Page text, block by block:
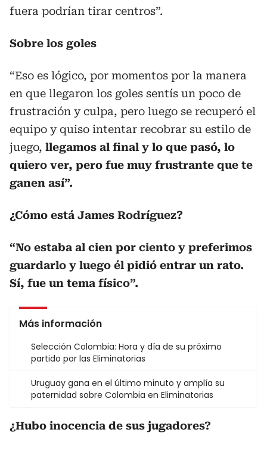
fuera podrían tirar centros”.
Sobre los goles
“Eso es lógico, por momentos por la manera
en que llegaron los goles sentís un poco de
frustración y culpa, pero luego se recuperó el
equipo y quiso intentar recobrar su estilo de
juego, llegamos al final y lo que pasó, lo
quiero ver, pero fue muy frustrante que te
ganen así”.
¿Cómo está James Rodríguez?
“No estaba al cien por ciento y preferimos
guardarlo y luego él pidió entrar un rato.
Sí, fue un tema físico”.
Más información
Selección Colombia: Hora y día de su próximo
partido por las Eliminatorias
Uruguay gana en el último minuto y amplía su
paternidad sobre Colombia en Eliminatorias
¿Hubo inocencia de sus jugadores?